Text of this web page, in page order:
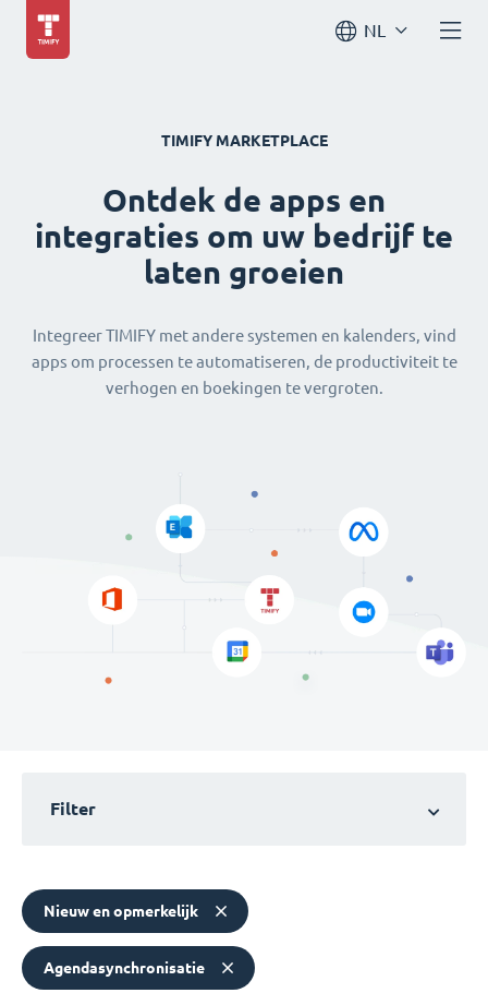
NL
TIMIFY MARKETPLACE
Ontdek de apps en
integraties om uw bedrijf te
laten groeien
Integreer TIMIFY met andere systemen en kalenders, vind
apps om processen te automatiseren, de productiviteit te
verhogen en boekingen te vergroten.
Filter
Nieuw en opmerkelijk
Agendasynchronisatie